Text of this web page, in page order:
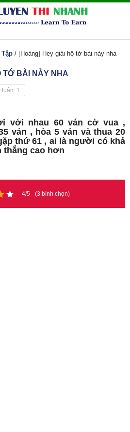
Tập / [Hoàng] Hey giải hộ tớ bài này nha
TỚ BÀI NÀY NHA
luận: 1
với nhau 60 ván cờ vua ,
ván , hòa 5 ván và thua 20
thứ 61 , ai là người có khả
thắng cao hơn
4/5 - (3 bình chọn)